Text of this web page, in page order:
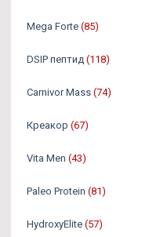
Mega Forte (85)
DSIP пептид (118)
Carnivor Mass (74)
Креакор (67)
Vita Men (43)
Paleo Protein (81)
HydroxyElite (57)